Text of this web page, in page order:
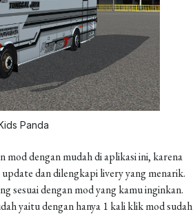
Panda
mod dengan mudah di aplikasi ini, karena
dan dilengkapi livery yang menarik.
sesuai dengan mod yang kamu inginkan.
yaitu dengan hanya 1 kali klik mod sudah